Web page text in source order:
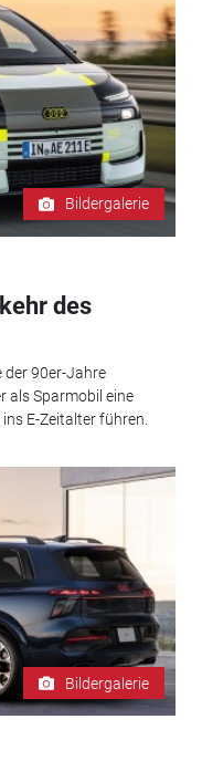
Bildergalerie
des
der 90er-Jahre
als Sparmobil eine
E-Zeitalter führen.
Bildergalerie